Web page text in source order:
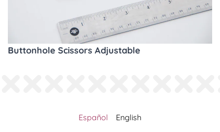
Buttonhole Scissors Adjustable
Español English